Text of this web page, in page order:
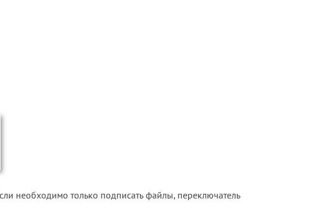
необходимо только подписать файлы, переключатель